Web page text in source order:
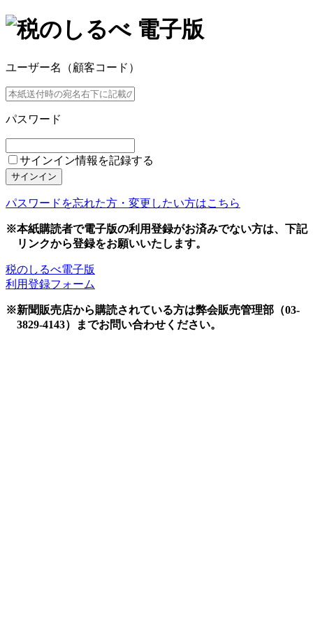
ユーザー名（顧客コード）
パスワード
サインイン情報を記録する
サインイン
パスワードを忘れた方・変更したい方はこちら
※本紙購読者で電子版の利用登録がお済みでない方は、下記
リンクから登録をお願いいたします。
税のしるべ電子版
利用登録フォーム
※新聞販売店から購読されている方は弊会販売管理部（03-
3829-4143）までお問い合わせください。